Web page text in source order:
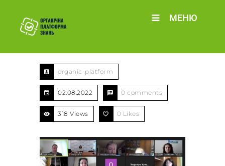
МЕНЮ
organic-platform
02.08.2022 0 comments
318 Views 0 Likes